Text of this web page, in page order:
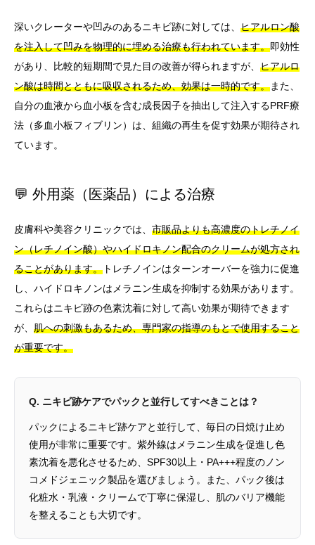
深いクレーターや凹みのあるニキビ跡に対しては、 ヒアルロン酸
を注入して凹みを物理的に埋める治療も行われています。即効性
があり、比較的短期間で見た目の改善が得られますが、 ヒアルロ
ン酸は時間とともに吸収されるため、効果は一時的です。また、
自分の血液から血小板を含む成長因子を抽出して注入するPRF療
法（多血小板フィブリン）は、組織の再生を促す効果が期待され
ています。
💬 外用薬（医薬品）による治療
皮膚科や美容クリニックでは、 市販品よりも高濃度のトレチノイ
ン（レチノイン酸）やハイドロキノン配合のクリームが処方され
ることがあります。 トレチノインはターンオーバーを強力に促進
し、ハイドロキノンはメラニン生成を抑制する効果があります。
これらはニキビ跡の色素沈着に対して高い効果が期待できます
が、 肌への刺激もあるため、専門家の指導のもとで使用すること
が重要です。
Q. ニキビ跡ケアでパックと並行してすべきことは？
パックによるニキビ跡ケアと並行して、毎日の日焼け止め
使用が非常に重要です。紫外線はメラニン生成を促進し色
素沈着を悪化させるため、SPF30以上・PA+++程度のノン
コメドジェニック製品を選びましょう。また、パック後は
化粧水・乳液・クリームで丁寧に保湿し、肌のバリア機能
を整えることも大切です。